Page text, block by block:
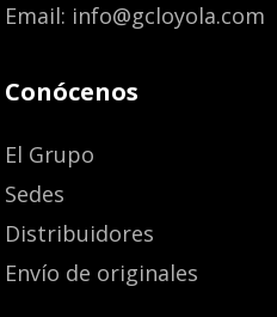
Email: info@gcloyola.com
Conócenos
El Grupo
Sedes
Distribuidores
Envío de originales